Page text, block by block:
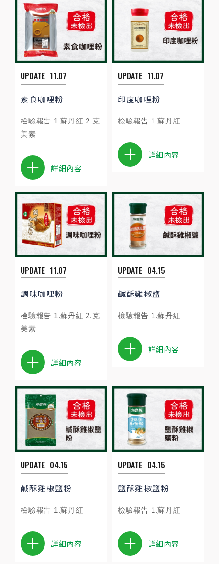
UPDATE 11.07
素食咖哩粉
檢驗報告 1.蘇丹紅 2.克
美素
詳細內容
UPDATE 11.07
印度咖哩粉
檢驗報告 1.蘇丹紅
詳細內容
UPDATE 11.07
調味咖哩粉
檢驗報告 1.蘇丹紅 2.克
美素
詳細內容
UPDATE 04.15
鹹酥雞椒鹽
檢驗報告 1.蘇丹紅
詳細內容
UPDATE 04.15
鹹酥雞椒鹽粉
檢驗報告 1.蘇丹紅
詳細內容
UPDATE 04.15
鹽酥雞椒鹽粉
檢驗報告 1.蘇丹紅
詳細內容